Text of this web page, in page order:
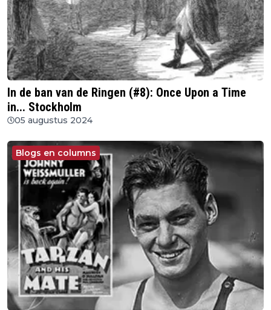
In de ban van de Ringen (#8): Once Upon a Time
in... Stockholm
05 augustus 2024
Blogs en columns